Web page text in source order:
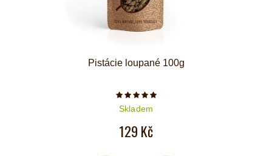
Pistácie loupané 100g
Počet hvězdiček je 5 z 5
Skladem
129 Kč